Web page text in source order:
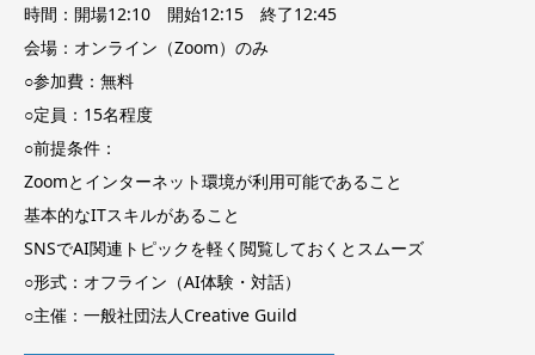
時間：開場12:10 開始12:15 終了12:45
会場：オンライン（Zoom）のみ
○参加費：無料
○定員：15名程度
○前提条件：
Zoomとインターネット環境が利用可能であること
基本的なITスキルがあること
SNSでAI関連トピックを軽く閲覧しておくとスムーズ
○形式：オフライン（AI体験・対話）
○主催：一般社団法人Creative Guild